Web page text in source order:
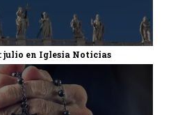
julio en Iglesia Noticias